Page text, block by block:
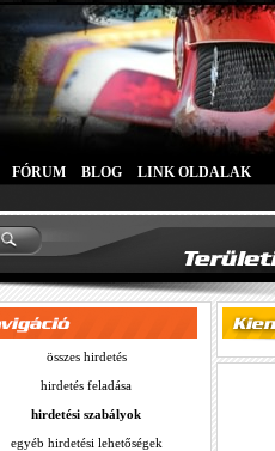
FÓRUM BLOG LINK OLDALAK
összes hirdetés
hirdetés feladása
hirdetési szabályok
egyéb hirdetési lehetőségek